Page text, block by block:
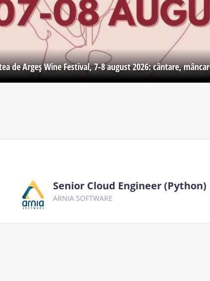
de Argeş Wine Festival, 7-8 august 2026: cântare,
Senior Cloud Engineer (Python)
ARNIA SOFTWARE